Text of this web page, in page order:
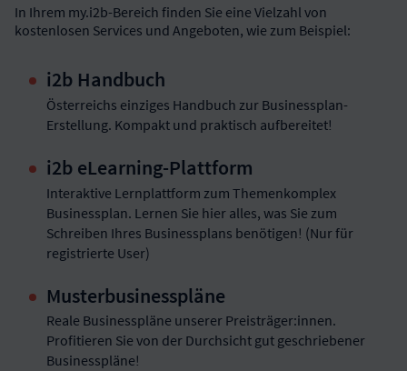
In Ihrem my.i2b-Bereich finden Sie eine Vielzahl von
kostenlosen Services und Angeboten, wie zum Beispiel:
i2b Handbuch
Österreichs einziges Handbuch zur Businessplan-
Erstellung. Kompakt und praktisch aufbereitet!
i2b eLearning-Plattform
Interaktive Lernplattform zum Themenkomplex
Businessplan. Lernen Sie hier alles, was Sie zum
Schreiben Ihres Businessplans benötigen! (Nur für
registrierte User)
Musterbusinesspläne
Reale Businesspläne unserer Preisträger:innen.
Profitieren Sie von der Durchsicht gut geschriebener
Businesspläne!